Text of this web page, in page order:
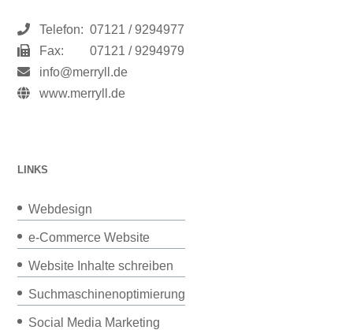
Telefon: 07121 / 9294977
Fax:
07121 / 9294979
info@merryll.de
www.merryll.de
LINKS
Webdesign
e-Commerce Website
Website Inhalte schreiben
Suchmaschinenoptimierung
Social Media Marketing